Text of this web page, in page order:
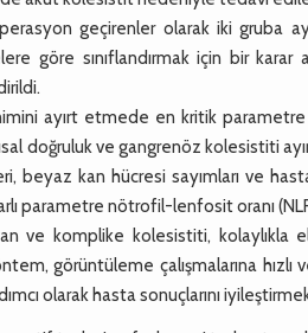
geçirenler olarak iki gruba
göre sınıflandırmak için bir karar
ayırt etmede en kritik
doğruluk ve gangrenöz kolesistiti
kan hücresi sayımları ve
parametre nötrofil-lenfosit oranı
ve komplike kolesistiti,
görüntüleme çalışmalarına
olarak hasta sonuçlarını